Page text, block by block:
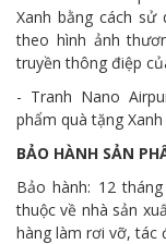
Xanh bằng cách sử
theo hình ảnh
truyền thông điệp
- Tranh Nano
phẩm quà tặng
BẢO HÀNH SẢN
Bảo hành: 12
thuộc về nhà sản
hàng làm rơi vỡ, tác